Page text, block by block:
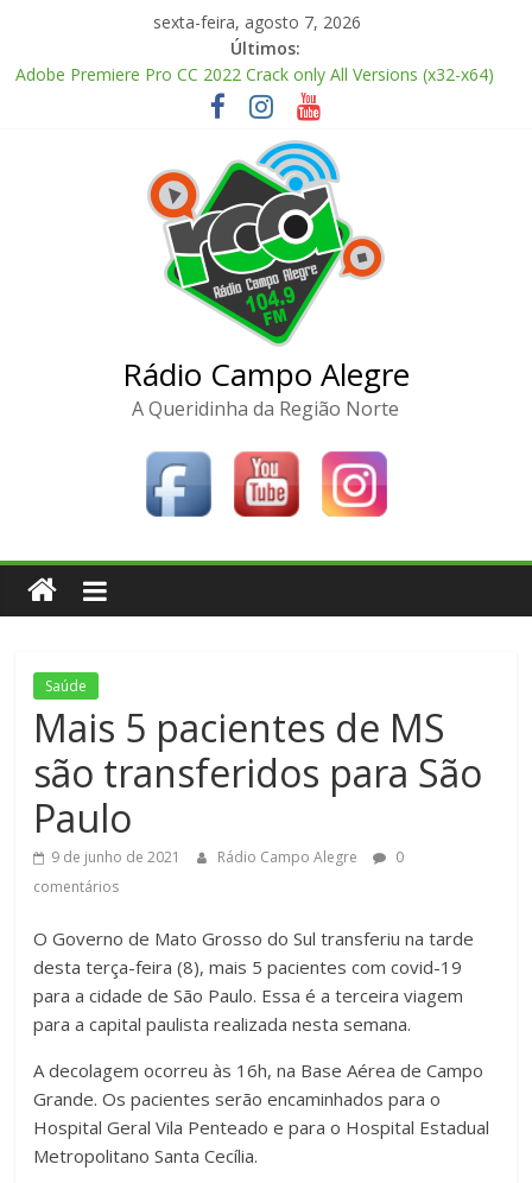
sexta-feira, agosto 7, 2026
Últimos:
Adobe Premiere Pro CC 2022 Crack only All Versions (x32-x64)
FL Studio Producer Edition License[Activated] [Patch] Windows
Fall 2: Deadpoint 2026 CAMRip AVI Extended AAC 2.0 ETrG
The Love Hypothesis 2026 CAMRip UHD Proper FullMov𝗂e
FL Studio 21 Portable + License Key Windows 11 (x32x64) no
Rádio Campo Alegre
A Queridinha da Região Norte
Saúde
Mais 5 pacientes de MS
são transferidos para São
Paulo
9 de junho de 2021 Rádio Campo Alegre
0
comentários
O Governo de Mato Grosso do Sul transferiu na tarde
desta terça-feira (8), mais 5 pacientes com covid-19
para a cidade de São Paulo. Essa é a terceira viagem
para a capital paulista realizada nesta semana.
A decolagem ocorreu às 16h, na Base Aérea de Campo
Grande. Os pacientes serão encaminhados para o
Hospital Geral Vila Penteado e para o Hospital Estadual
Metropolitano Santa Cecília.